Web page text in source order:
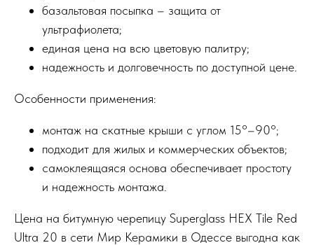
базальтовая посыпка – защита от
ультрафиолета;
единая цена на всю цветовую палитру;
надежность и долговечность по доступной цене.
Особенности применения:
монтаж на скатные крыши с углом 15°–90°;
подходит для жилых и коммерческих объектов;
самоклеящаяся основа обеспечивает простоту
и надежность монтажа.
Цена на битумную черепицу Superglass HEX Tile Red
Ultra 20 в сети Мир Керамики в Одессе выгодна как